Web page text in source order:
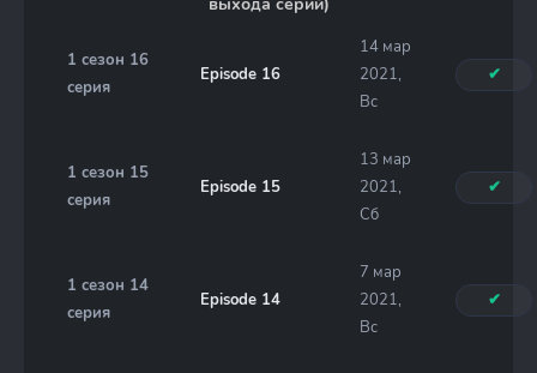
1 сезон 16
серия
Episode 16
14 мар
2021,
Вс
✔
1 сезон 15
серия
Episode 15
13 мар
2021,
Сб
✔
1 сезон 14
серия
Episode 14
7 мар
2021,
Вс
✔